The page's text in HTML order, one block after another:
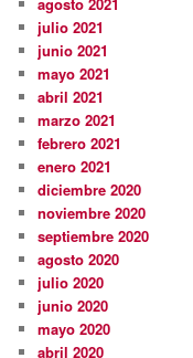
julio 2021
junio 2021
mayo 2021
abril 2021
marzo 2021
febrero 2021
enero 2021
diciembre 2020
noviembre 2020
septiembre 2020
agosto 2020
julio 2020
junio 2020
mayo 2020
abril 2020